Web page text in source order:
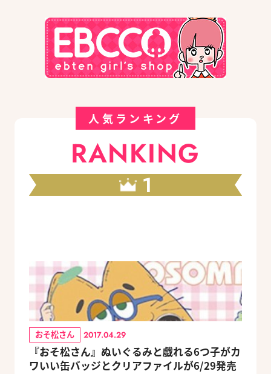
人気ランキング
RANKING
1
おそ松さん 2017.04.29
『おそ松さん』ぬいぐるみと戯れる6つ子がカ
ワいい缶バッジとクリアファイルが6/29発売